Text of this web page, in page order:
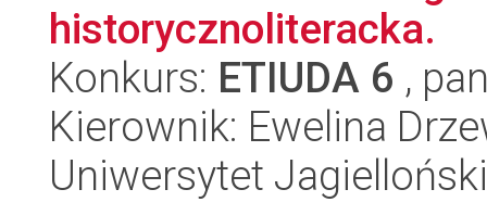
historycznoliteracka.
Konkurs: ETIUDA 6 ,
Kierownik: Ewelina
Uniwersytet